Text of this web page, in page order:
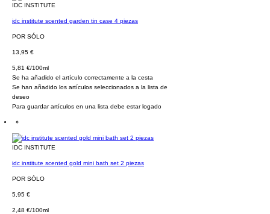
IDC INSTITUTE
idc institute scented garden tin case 4 piezas
POR SÓLO
13,95 €
5,81 €/100ml
Se ha añadido el artículo correctamente a la cesta
Se han añadido los artículos seleccionados a la lista de
deseo
Para guardar artículos en una lista debe estar logado
IDC INSTITUTE
idc institute scented gold mini bath set 2 piezas
POR SÓLO
5,95 €
2,48 €/100ml